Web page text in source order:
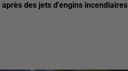
des jets d'engins incendiaires